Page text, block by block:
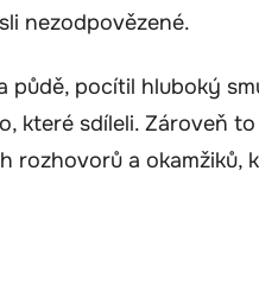
nezodpovězené.
půdě, pocítil hluboký
které sdíleli. Zároveň
a okamžiků,